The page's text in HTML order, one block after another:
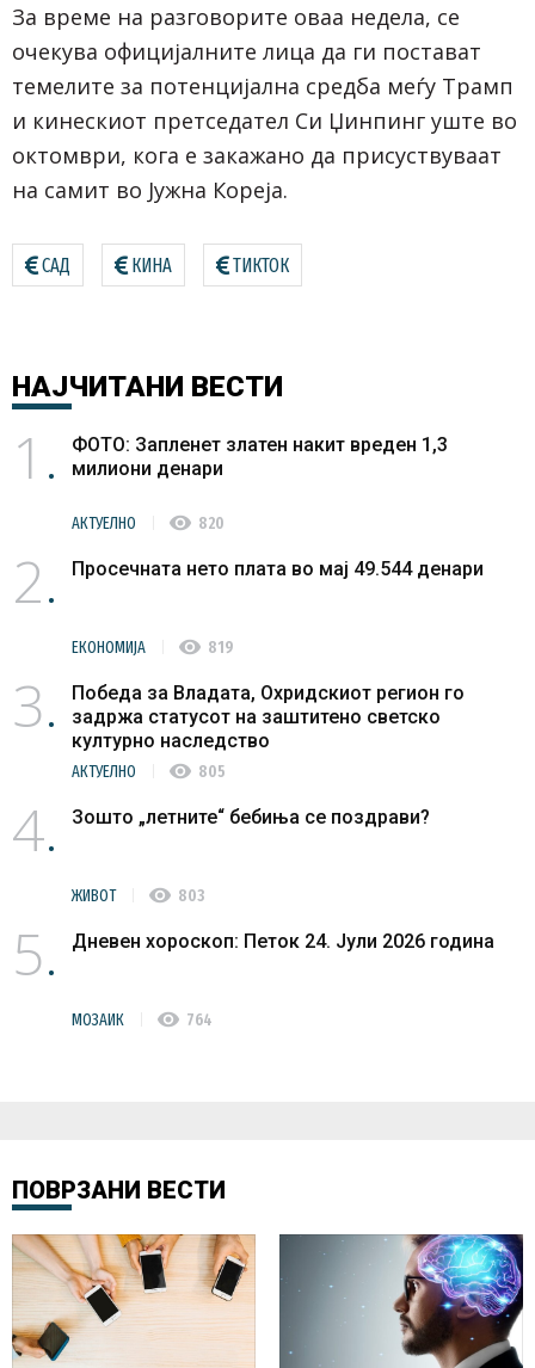
За време на разговорите оваа недела, се
очекува официјалните лица да ги постават
темелите за потенцијална средба меѓу Трамп
и кинескиот претседател Си Џинпинг уште во
октомври, кога е закажано да присуствуваат
на самит во Јужна Кореја.
САД КИНА ТИКТОК
НАЈЧИТАНИ ВЕСТИ
1
ФОТО: Запленет златен накит вреден 1,3
милиони денари
АКТУЕЛНО visibility 820
2 Просечната нето плата во мај 49.544 денари
ЕКОНОМИЈА visibility 819
3
Победа за Владата, Охридскиот регион го
задржа статусот на заштитено светско
културно наследство
АКТУЕЛНО visibility 805
4 Зошто „летните“ бебиња се поздрави?
ЖИВОТ visibility 803
5 Дневен хороскоп: Петок 24. Јули 2026 година
МОЗАИК visibility 764
ПОВРЗАНИ ВЕСТИ